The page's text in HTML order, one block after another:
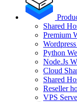
Shared
Premium
Python
Node.Js
Cloud
Shared
Reseller
VPS